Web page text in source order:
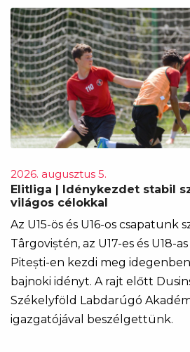
2026. augusztus 5.
Elitliga | Idénykezdet stabil
világos célokkal
Az U15-ös és U16-os csapatunk
Târgoviștén, az U17-es és U18-
Pitești-en kezdi meg
bajnoki idényt. A rajt előtt
Székelyföld Labdarúgó
igazgatójával beszélgettünk.